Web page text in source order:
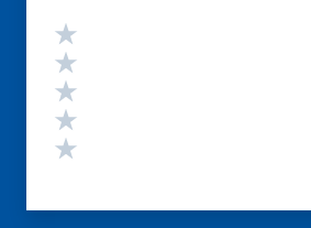
Valutazione